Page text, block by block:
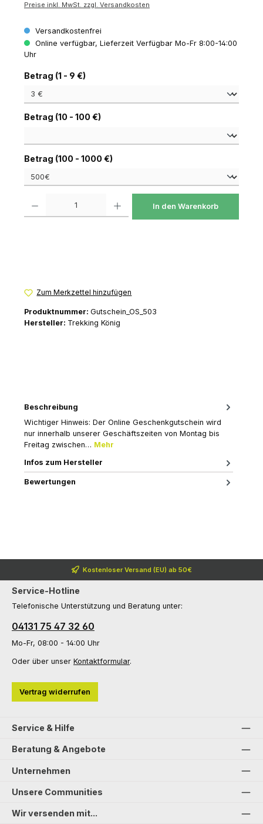
Preise inkl. MwSt. zzgl. Versandkosten
Versandkostenfrei
Online verfügbar, Lieferzeit Verfügbar Mo-Fr 8:00-14:00
Uhr
Betrag (1 - 9 €)auswählen
Betrag (10 - 100 €)auswählen
Betrag (100 - 1000 €)auswählen
In den Warenkorb
Zum Merkzettel hinzufügen
Produktnummer: Gutschein_OS_503
Hersteller: Trekking König
Beschreibung
Wichtiger Hinweis: Der Online Geschenkgutschein wird
nur innerhalb unserer Geschäftszeiten von Montag bis
Freitag zwischen… Mehr
Infos zum Hersteller
Bewertungen
Kostenloser Versand (EU) ab 50€
Service-Hotline
Telefonische Unterstützung und Beratung unter:
04131 75 47 32 60
Mo-Fr, 08:00 - 14:00 Uhr
Oder über unser Kontaktformular.
Vertrag widerrufen
Service & Hilfe
Beratung & Angebote
Unternehmen
Unsere Communities
Wir versenden mit...